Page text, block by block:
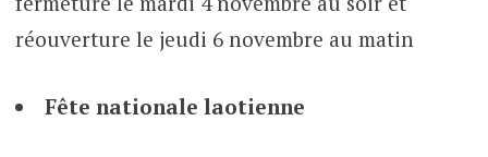
réouverture le jeudi 6 novembre au matin
Fête nationale laotienne